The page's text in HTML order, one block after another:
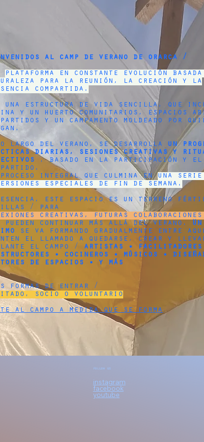
al camp de verano de orarca /
plataforma en constante evolución
para la reunión, la creación y la
compartida.
una estructura de vida sencilla, que
y un huerto comunitarios, espacios
y un campamento moldeado por
largo del verano, se desarrolla
un
diarias, sesiones creativas y
, basado en la participación y el
proceso integral que culmina enuna serie
especiales de fin de semana.
esencia, este espacio es un terreno
/ para
creativas, futuras
pueden continuar más allá del verano.
se va formando gradualmente entre
el llamado a quedarse, crear y
el campo / artistas • facilitadores
• cocineros • músicos •
de espacios • y más
formas de entrar /
socio o voluntario
al campo a medida que se forma
FOLLOW US
instagram
facebook
youtube